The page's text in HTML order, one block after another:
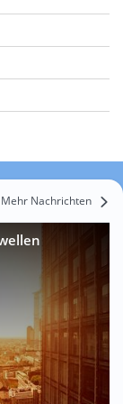
Mehr Nachrichten